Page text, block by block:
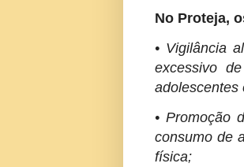
No Proteja,
• Vigilância
excessivo
adolescentes
• Promoção
consumo de
física;